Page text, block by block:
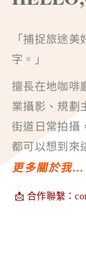
「捕捉旅途
字。」
擅長在地咖啡
業攝影、規劃
街道日常拍攝
都可以想到來
更多關於我…
📩 合作聯繫：